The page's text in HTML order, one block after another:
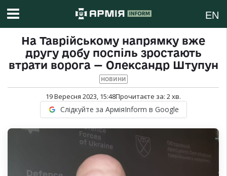
EN
На Таврійському напрямку вже
другу добу поспіль зростають
втрати ворога — Олександр Штупун
НОВИНИ
19 Вересня 2023, 15:48Прочитаєте за: 2хв.
Слідкуйте за АрміяInform в Google